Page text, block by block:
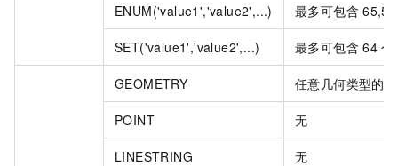
ENUM('value1','value2',...) 最多可包含
SET('value1','value2',...) 最多可包含 64 个
GEOMETRY 任意几何类型的值
POINT 无
LINESTRING 无